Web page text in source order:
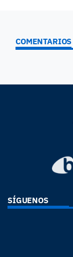
COMENTARIOS
SÍGUENOS